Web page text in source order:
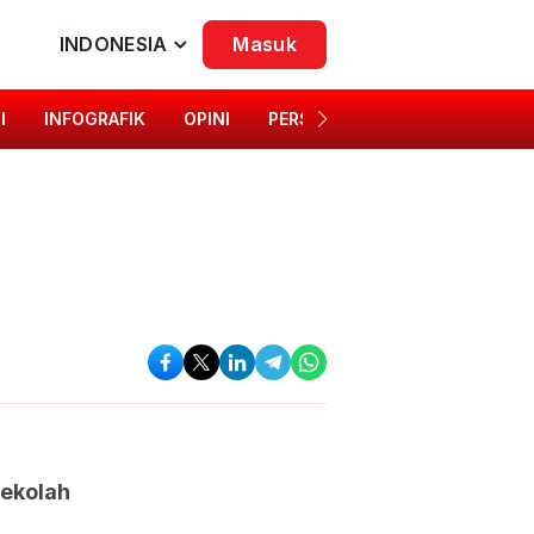
INDONESIA Masuk
INFOGRAFIK OPINI PERSONA